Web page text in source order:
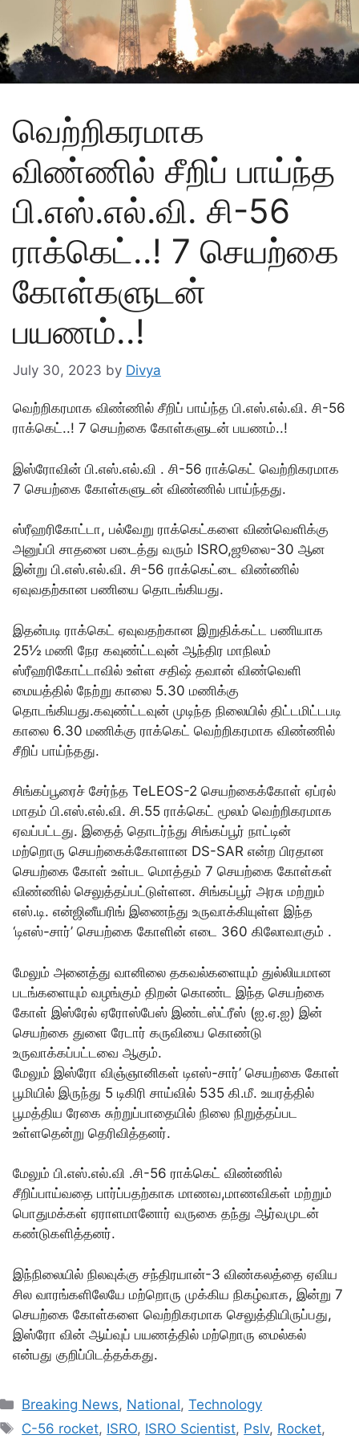
வெற்றிகரமாக
விண்ணில் சீறிப் பாய்ந்த
பி.எஸ்.எல்.வி. சி-56
ராக்கெட்..! 7 செயற்கை
கோள்களுடன்
பயணம்..!
July 30, 2023 by Divya
வெற்றிகரமாக விண்ணில் சீறிப் பாய்ந்த பி.எஸ்.எல்.வி. சி-56
ராக்கெட்..! 7 செயற்கை கோள்களுடன் பயணம்..!
இஸ்ரோவின் பி.எஸ்.எல்.வி . சி-56 ராக்கெட் வெற்றிகரமாக
7 செயற்கை கோள்களுடன் விண்ணில் பாய்ந்தது.
ஸ்ரீஹரிகோட்டா, பல்வேறு ராக்கெட்களை விண்வெளிக்கு
அனுப்பி சாதனை படைத்து வரும் ISRO,ஜூலை-30 ஆன
இன்று பி.எஸ்.எல்.வி. சி-56 ராக்கெட்டை விண்ணில்
ஏவுவதற்கான பணியை தொடங்கியது.
இதன்படி ராக்கெட் ஏவுவதற்கான இறுதிக்கட்ட பணியாக
25½ மணி நேர கவுண்ட்டவுன் ஆந்திர மாநிலம்
ஸ்ரீஹரிகோட்டாவில் உள்ள சதிஷ் தவான் விண்வெளி
மையத்தில் நேற்று காலை 5.30 மணிக்கு
தொடங்கியது.கவுண்ட்டவுன் முடிந்த நிலையில் திட்டமிட்டபடி
காலை 6.30 மணிக்கு ராக்கெட் வெற்றிகரமாக விண்ணில்
சீறிப் பாய்ந்தது.
சிங்கப்பூரைச் சேர்ந்த TeLEOS-2 செயற்கைக்கோள் ஏப்ரல்
மாதம் பி.எஸ்.எல்.வி. சி.55 ராக்கெட் மூலம் வெற்றிகரமாக
ஏவப்பட்டது. இதைத் தொடர்ந்து சிங்கப்பூர் நாட்டின்
மற்றொரு செயற்கைக்கோளான DS-SAR என்ற பிரதான
செயற்கை கோள் உள்பட மொத்தம் 7 செயற்கை கோள்கள்
விண்ணில் செலுத்தப்பட்டுள்ளன. சிங்கப்பூர் அரசு மற்றும்
எஸ்.டி. என்ஜினீயரிங் இணைந்து உருவாக்கியுள்ள இந்த
‘டிஎஸ்-சார்’ செயற்கை கோளின் எடை 360 கிலோவாகும் .
மேலும் அனைத்து வானிலை தகவல்களையும் துல்லியமான
படங்களையும் வழங்கும் திறன் கொண்ட இந்த செயற்கை
கோள் இஸ்ரேல் ஏரோஸ்பேஸ் இண்டஸ்ட்ரீஸ் (ஐ.ஏ.ஐ) இன்
செயற்கை துளை ரேடார் கருவியை கொண்டு
உருவாக்கப்பட்டவை ஆகும்.
மேலும் இஸ்ரோ விஞ்ஞானிகள் டிஎஸ்-சார்’ செயற்கை கோள்
பூமியில் இருந்து 5 டிகிரி சாய்வில் 535 கி.மீ. உயரத்தில்
பூமத்திய ரேகை சுற்றுப்பாதையில் நிலை நிறுத்தப்பட
உள்ளதென்று தெரிவித்தனர்.
மேலும் பி.எஸ்.எல்.வி .சி-56 ராக்கெட் விண்ணில்
சீறிப்பாய்வதை பார்ப்பதற்காக மாணவ,மாணவிகள் மற்றும்
பொதுமக்கள் ஏராளமானோர் வருகை தந்து ஆர்வமுடன்
கண்டுகளித்தனர்.
இந்நிலையில் நிலவுக்கு சந்திரயான்-3 விண்கலத்தை ஏவிய
சில வாரங்களிலேயே மற்றொரு முக்கிய நிகழ்வாக, இன்று 7
செயற்கை கோள்களை வெற்றிகரமாக செலுத்தியிருப்பது,
இஸ்ரோ வின் ஆய்வுப் பயணத்தில் மற்றொரு மைல்கல்
என்பது குறிப்பிடத்தக்கது.
Categories
Breaking News, National,Technology
Tags
C-56 rocket, ISRO, ISRO Scientist, Pslv, Rocket,